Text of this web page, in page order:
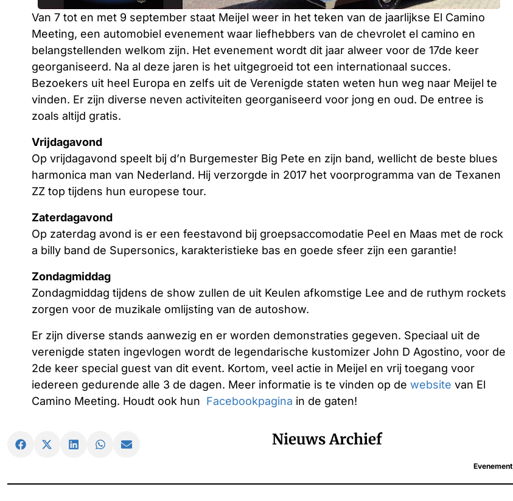
Van 7 tot en met 9 september staat Meijel weer in het teken van de jaarlijkse El Camino
Meeting, een automobiel evenement waar liefhebbers van de chevrolet el camino en
belangstellenden welkom zijn. Het evenement wordt dit jaar alweer voor de 17de keer
georganiseerd. Na al deze jaren is het uitgegroeid tot een internationaal succes.
Bezoekers uit heel Europa en zelfs uit de Verenigde staten weten hun weg naar Meijel te
vinden. Er zijn diverse neven activiteiten georganiseerd voor jong en oud. De entree is
zoals altijd gratis.
Vrijdagavond
Op vrijdagavond speelt bij d’n Burgemester Big Pete en zijn band, wellicht de beste blues
harmonica man van Nederland. Hij verzorgde in 2017 het voorprogramma van de Texanen
ZZ top tijdens hun europese tour.
Zaterdagavond
Op zaterdag avond is er een feestavond bij groepsaccomodatie Peel en Maas met de rock
a billy band de Supersonics, karakteristieke bas en goede sfeer zijn een garantie!
Zondagmiddag
Zondagmiddag tijdens de show zullen de uit Keulen afkomstige Lee and de ruthym rockets
zorgen voor de muzikale omlijsting van de autoshow.
Er zijn diverse stands aanwezig en er worden demonstraties gegeven. Speciaal uit de
verenigde staten ingevlogen wordt de legendarische kustomizer John D Agostino, voor de
2de keer special guest van dit event. Kortom, veel actie in Meijel en vrij toegang voor
iedereen gedurende alle 3 de dagen. Meer informatie is te vinden op de website van El
Camino Meeting. Houdt ook hun Facebookpagina in de gaten!
Nieuws Archief
Evenement